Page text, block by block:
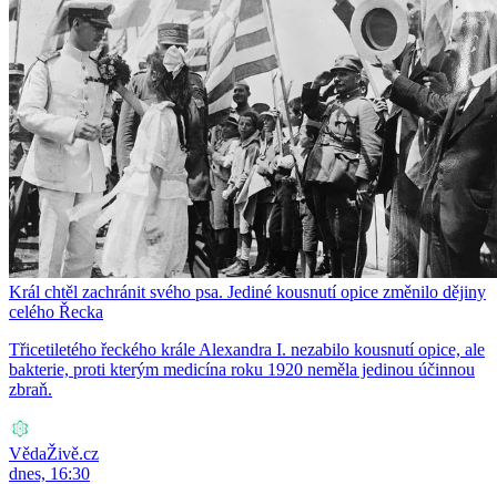
Král chtěl zachránit svého psa. Jediné kousnutí opice změnilo dějiny
celého Řecka
Třicetiletého řeckého krále Alexandra I. nezabilo kousnutí opice, ale
bakterie, proti kterým medicína roku 1920 neměla jedinou účinnou
zbraň.
VědaŽivě.cz
dnes, 16:30